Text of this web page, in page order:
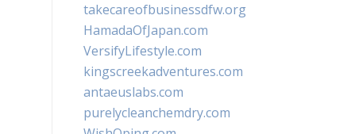
takecareofbusinessdfw.org
HamadaOfJapan.com
VersifyLifestyle.com
kingscreekadventures.com
antaeuslabs.com
purelycleanchemdry.com